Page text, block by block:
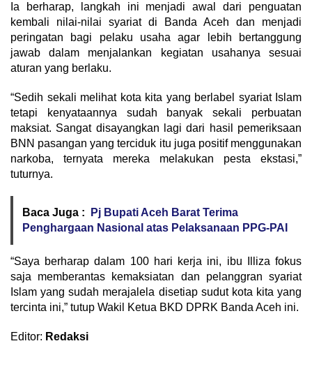
Ia berharap, langkah ini menjadi awal dari penguatan
kembali nilai-nilai syariat di Banda Aceh dan menjadi
peringatan bagi pelaku usaha agar lebih bertanggung
jawab dalam menjalankan kegiatan usahanya sesuai
aturan yang berlaku.
“Sedih sekali melihat kota kita yang berlabel syariat Islam
tetapi kenyataannya sudah banyak sekali perbuatan
maksiat. Sangat disayangkan lagi dari hasil pemeriksaan
BNN pasangan yang terciduk itu juga positif menggunakan
narkoba, ternyata mereka melakukan pesta ekstasi,”
tuturnya.
Baca Juga :
Pj Bupati Aceh Barat Terima
Penghargaan Nasional atas Pelaksanaan PPG-PAI
“Saya berharap dalam 100 hari kerja ini, ibu Illiza fokus
saja memberantas kemaksiatan dan pelanggran syariat
Islam yang sudah merajalela disetiap sudut kota kita yang
tercinta ini,” tutup Wakil Ketua BKD DPRK Banda Aceh ini.
Editor: Redaksi